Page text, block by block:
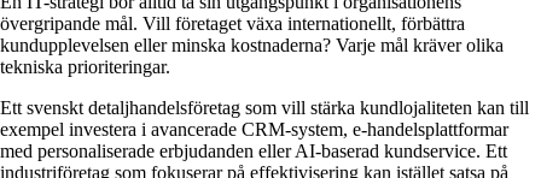
övergripande mål. Vill företaget växa internationellt, förbättra
kundupplevelsen eller minska kostnaderna? Varje mål kräver olika
tekniska prioriteringar.
Ett svenskt detaljhandelsföretag som vill stärka kundlojaliteten kan till
exempel investera i avancerade CRM-system, e-handelsplattformar
med personaliserade erbjudanden eller AI-baserad kundservice. Ett
industriföretag som fokuserar på effektivisering kan istället satsa på